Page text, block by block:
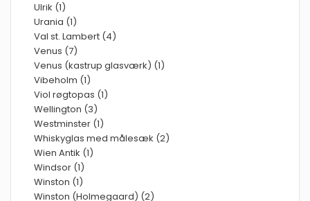
Ulrik (1)
Urania (1)
Val st. Lambert (4)
Venus (7)
Venus (kastrup glasværk) (1)
Vibeholm (1)
Viol røgtopas (1)
Wellington (3)
Westminster (1)
Whiskyglas med målesæk (2)
Wien Antik (1)
Windsor (1)
Winston (1)
Winston (Holmegaard) (2)